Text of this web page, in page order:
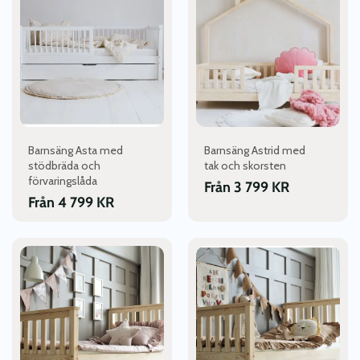
Barnsäng Asta med
stödbräda och
förvaringslåda
Från 4 799 KR
flera
varianter.
De
olika
alternativen
kan
produktsidan
Barnsäng Astrid med
tak och skorsten
Från 3 799 KR
De
olika
alternativen
kan
produktsidan
Den
här
produkten
har
flera
De
Den
här
produkten
har
flera
varianter.
De